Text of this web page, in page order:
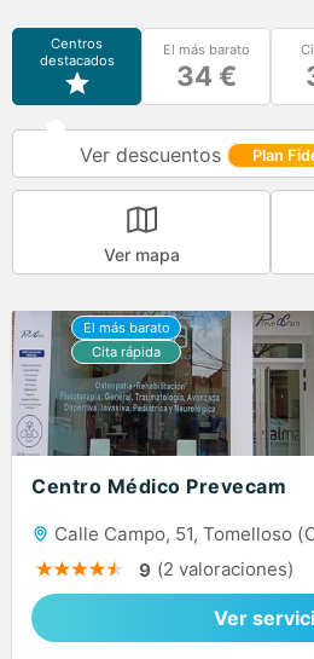
Centros
destacados
El más barato
34 €
Ver descuentos Plan
Ver mapa
Centro Médico Prevecam
Calle Campo, 51, Tomelloso
9 (2 valoraciones)
Ver